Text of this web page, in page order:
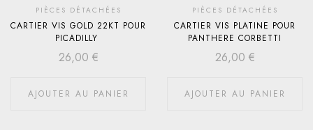
PIÈCES DÉTACHÉES
CARTIER VIS GOLD 22KT POUR
PICADILLY
26,00 €
AJOUTER AU PANIER
PIÈCES DÉTACHÉES
CARTIER VIS PLATINE POUR
PANTHERE CORBETTI
26,00 €
AJOUTER AU PANIER